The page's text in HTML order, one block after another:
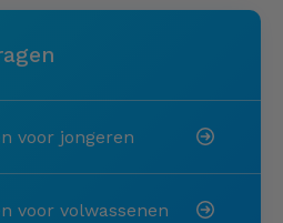
voor jongeren
voor volwassenen